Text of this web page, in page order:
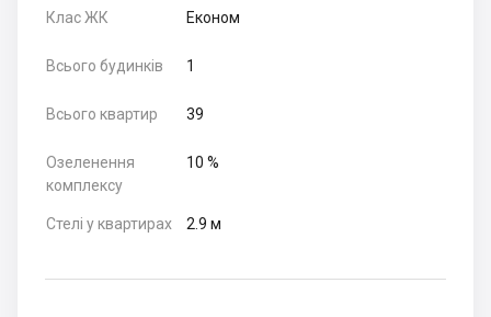
Клас ЖК Економ
Всього будинків 1
Всього квартир 39
Озеленення
комплексу
10 %
Стелі у квартирах 2.9 м